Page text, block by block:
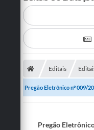
ACESSOS
Editais
Pregão Eletrônico nº 009/
Pregão